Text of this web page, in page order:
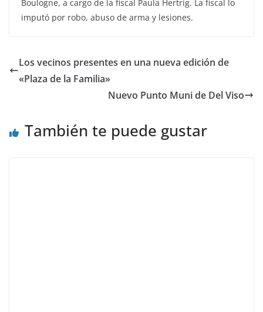
Boulogne, a cargo de la fiscal Paula Hertrig. La fiscal lo
imputó por robo, abuso de arma y lesiones.
Los vecinos presentes en una nueva edición de
«Plaza de la Familia»
Nuevo Punto Muni de Del Viso
También te puede gustar